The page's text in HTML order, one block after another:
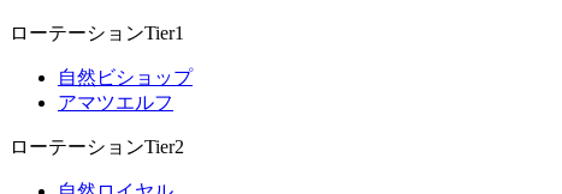
ローテーションTier1
自然ビショップ
アマツエルフ
ローテーションTier2